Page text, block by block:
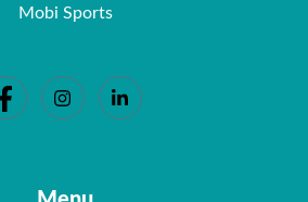
Mobi Sports